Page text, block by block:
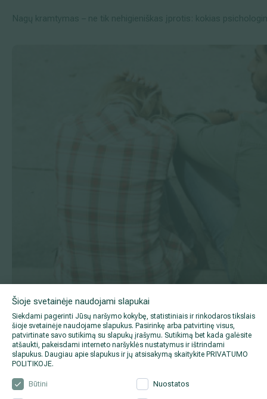
Šioje svetainėje naudojami slapukai
Siekdami pagerinti Jūsų naršymo kokybę, statistiniais ir rinkodaros tikslais
šioje svetainėje naudojame slapukus. Pasirinkę arba patvirtinę visus,
patvirtinate savo sutikimą su slapukų įrašymu. Sutikimą bet kada galėsite
atšaukti, pakeisdami interneto naršyklės nustatymus ir ištrindami
slapukus. Daugiau apie slapukus ir jų atsisakymą skaitykite PRIVATUMO
POLITIKOJE.
Būtini Nuostatos
Nagų kramtymas – ne tik nehigieniškas įprotis: kokias
2021 08 10
Gydytojas psichiatras-psichoterapeutas: ar karantino metu